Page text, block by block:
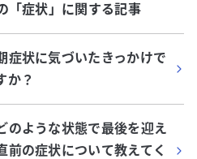
「症状 」に関する記事
症状に気づいたきっかけで
か？
のような状態で最後を迎え
前の症状について教えてく